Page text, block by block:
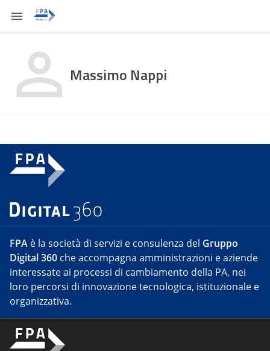
Massimo Nappi
FPA è la società di servizi e consulenza del Gruppo
Digital 360 che accompagna amministrazioni e aziende
interessate ai processi di cambiamento della PA, nei
loro percorsi di innovazione tecnologica, istituzionale e
organizzativa.